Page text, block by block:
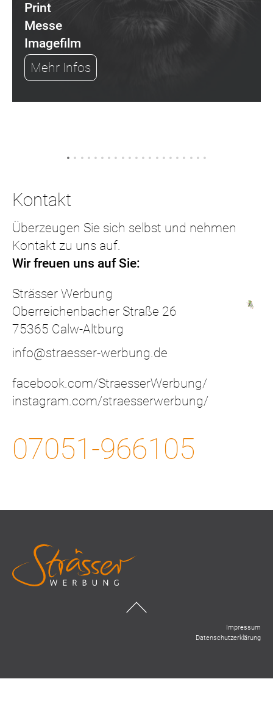
Print
Messe
Imagefilm
Mehr Infos
Kontakt
Überzeugen Sie sich selbst und nehmen
Kontakt zu uns auf.
Wir freuen uns auf Sie:
Strässer Werbung
​​​​​​​Oberreichenbacher Straße 26
​​​​​​​75365 Calw-Altburg
info@straesser-werbung.de
facebook.com/StraesserWerbung/
instagram.com/straesserwerbung/
07051-966105
Impressum
Datenschutzerklärung